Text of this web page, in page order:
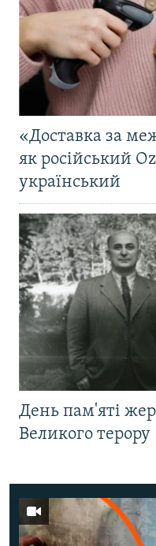
«Доставка за
як російський
український
День пам'яті
Великого терору